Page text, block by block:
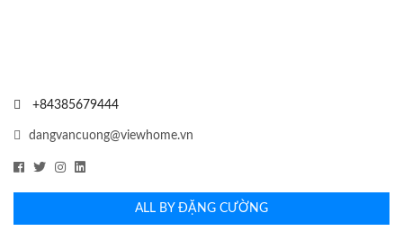
+84385679444
dangvancuong@viewhome.vn
ALL BY ĐẶNG CƯỜNG